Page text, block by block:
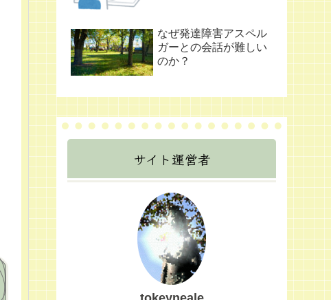
なぜ発達障害アスペル
ガーとの会話が難しい
のか？
サイト運営者